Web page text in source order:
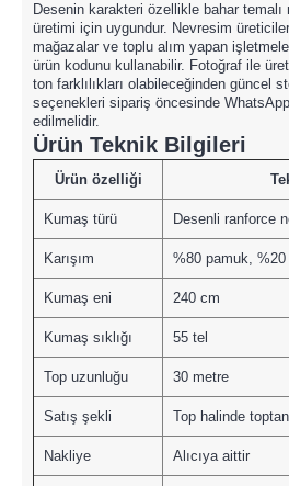
Desenin karakteri özellikle bahar temalı
üretimi için uygundur. Nevresim
mağazalar ve toplu alım yapan
ürün kodunu kullanabilir. Fotoğraf ile
ton farklılıkları olabileceğinden güncel
seçenekleri sipariş öncesinde
edilmelidir.
Ürün Teknik Bilgileri
Ürün özelliği
Kumaş türü Desenli ranforce
Karışım %80 pamuk,
Kumaş eni 240 cm
Kumaş sıklığı 55 tel
Top uzunluğu 30 metre
Satış şekli Top halinde
Nakliye Alıcıya aittir